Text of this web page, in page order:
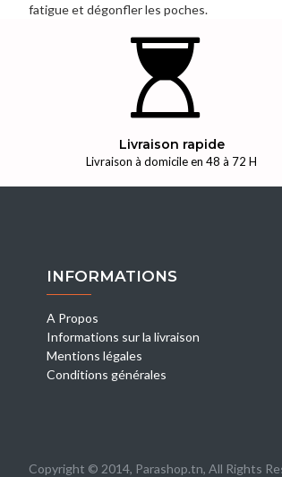
fatigue et dégonfler les poches.
Livraison rapide
Livraison à domicile en 48 à 72 H
INFORMATIONS
A Propos
Informations sur la livraison
Mentions légales
Conditions générales
Copyright © 2014, Parashop.tn, All Rights